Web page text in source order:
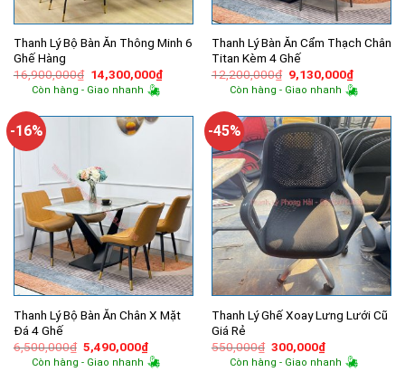
Thanh Lý Bộ Bàn Ăn Thông Minh 6
Ghế Hàng
16,900,000₫ Giá
gốc
là:
14,300,000₫Giá
hiện
14,300,000₫.
Còn hàng - Giao nhanh
Thanh Lý Bàn Ăn Cẩm Thạch Chân
Titan Kèm 4 Ghế
12,200,000₫ Giá
gốc
là:
9,130,000₫Giá
hiện
tại
Còn hàng - Giao nhanh
-16%
Thanh Lý Bộ Bàn Ăn Chân X Mặt
Đá 4 Ghế
6,500,000₫ Giá
gốc
5,490,000₫Giá
hiện
Còn hàng - Giao nhanh
-45%
Thanh Lý Ghế Xoay Lưng Lưới Cũ
Giá Rẻ
550,000₫ Giá
gốc
300,000₫Giá
hiện
Còn hàng - Giao nhanh